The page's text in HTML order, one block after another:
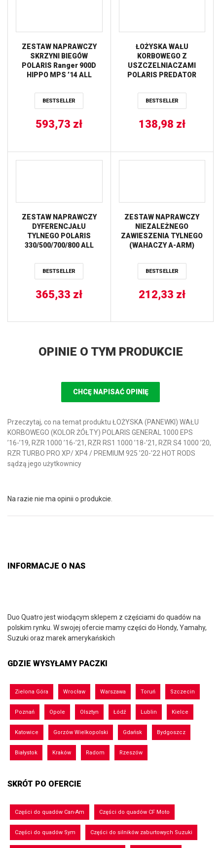
ZESTAW NAPRAWCZY
SKRZYNI BIEGÓW
POLARIS Ranger 900D
HIPPO MPS ’14 ALL
BESTSELLER
593,73 zł
ŁOŻYSKA WAŁU
KORBOWEGO Z
USZCZELNIACZAMI
POLARIS PREDATOR
SCRAMBLER 50/90
’01-’03 ALL BALLS
BESTSELLER
138,98 zł
ZESTAW NAPRAWCZY
DYFERENCJAŁU
TYLNEGO POLARIS
330/500/700/800 ALL
BESTSELLER
365,33 zł
ZESTAW NAPRAWCZY
NIEZALEŻNEGO
ZAWIESZENIA TYLNEGO
(WAHACZY A-ARM)
EPS/XP ALL BALLS
BESTSELLER
212,33 zł
OPINIE O TYM PRODUKCIE
CHCĘ NAPISAĆ OPINIĘ
Przeczytaj, co na temat produktu ŁOŻYSKA (PANEWKI) WAŁU
KORBOWEGO (KOLOR ŻÓŁTY) POLARIS GENERAL 1000 EPS
’16-’19, RZR 1000 ’16-’21, RZR RS1 1000 ’18-’21, RZR S4 1000 ’20,
RZR TURBO PRO XP/ XP4 / PREMIUM 925 ’20-’22 HOT RODS
sądzą jego użytkownicy
Na razie nie ma opinii o produkcie.
INFORMACJE O NAS
Duo Quatro jest wiodącym sklepem z częściami do quadów na
polskim rynku. W swojej ofercie mamy części do Hondy, Yamahy,
Suzuki oraz marek amerykańskich
GDZIE WYSYŁAMY PACZKI
Zielona Góra Wrocław Warszawa Toruń Szczecin
Poznań Opole Olsztyn Łódź Lublin Kielce
Katowice Gorzów Wielkopolski Gdańsk Bydgoszcz
Białystok Kraków Radom Rzeszów
SKRÓT PO OFERCIE
Części do quadów Can-Am Części do quadów CF Moto
Części do quadów Sym Części do silników zaburtowych Suzuki